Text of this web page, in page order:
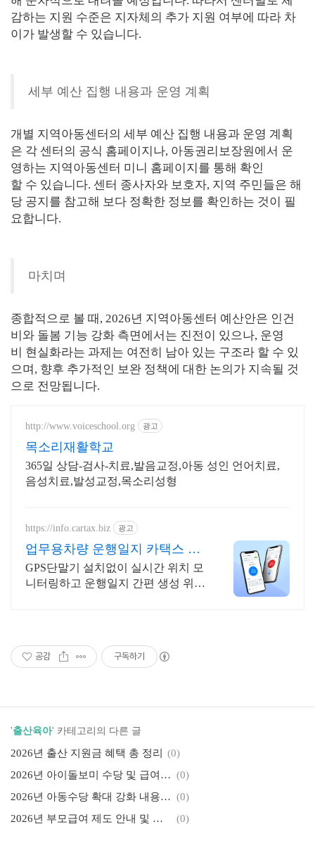
감하는 지원 수준은 지자체의 추가 지원 여부에 따라 차
이가 발생할 수 있습니다.
세부 예산 집행 내용과 운영 계획
개별 지역아동센터의 세부 예산 집행 내용과 운영 계획
은 각 센터의 공식 홈페이지나, 아동권리보장원에서 운
영하는 지역아동센터 미니 홈페이지를 통해 확인
할 수 있습니다. 센터 종사자와 보호자, 지역 주민들은 해
당 공지를 참고해 보다 정확한 정보를 확인하는 것이 필
요합니다.
마치며
종합적으로 볼 때, 2026년 지역아동센터 예산안은 인건
비와 돌봄 기능 강화 측면에서는 진전이 있으나, 운영
비 현실화라는 과제는 여전히 남아 있는 구조라 할 수 있
으며, 향후 추가적인 보완 정책에 대한 논의가 지속될 것
으로 전망됩니다.
http://www.voiceschool.org 광고
목소리재활학교
365일 상담-검사-치료,발음교정,아동 성인 언어치료,
음성치료,발성교정,목소리성형
https://info.cartax.biz 광고
업무용차량 운행일지 카택스 운
행일지 자동생성
GPS단말기 설치없이 실시간 위치 모
니터링하고 운행일지 간편 생성 위치
공감 구독하기
'출산육아' 카테고리의 다른 글
2026년 출산 지원금 혜택 총 정리
(0)
2026년 아이돌보미 수당 및 급여 체계 주요 내용 정리 (0)
2026년 아동수당 확대 강화 내용 정리 (0)
2026년 부모급여 제도 안내 및 지원 내용 정리
(0)